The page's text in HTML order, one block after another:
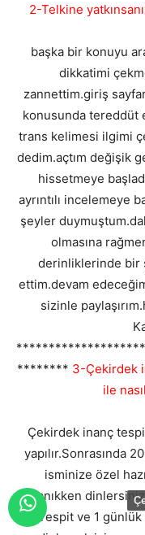
2-Telkine
başka bir konuyu
dikkatimi
zannettim.giriş
konusunda tereddüt
trans kelimesi ilgimi
dedim.açtım değişik
hissetmeye
ayrıntılı incelemeye
şeyler
olmasına
derinliklerinde bir
ettim.devam
sizinle
******** 3-Çekirdek
ile
Çekirdek inanç
yapılır.Sonrasında
isminize özel
uyanıkken
Tespit ve 1